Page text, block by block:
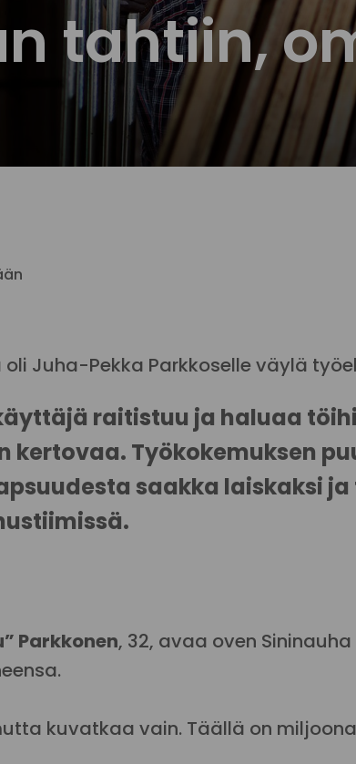
tahtiin,
Juha-Pekka Parkkoselle väylä
raitistuu ja haluaa
Työkokemuksen
saakka laiskaksi
Parkkonen, 32, avaa oven
kuvatkaa vain. Täällä on